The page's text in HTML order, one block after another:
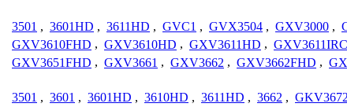
3501 , 3601HD , 3611HD , GVC1 , GVX3504 , GXV3000 ,
GXV3610FHD , GXV3610HD , GXV3611HD ,
GXV3651FHD , GXV3661 , GXV3662 , GXV3662FHD ,
3501 , 3601 , 3601HD , 3610HD , 3611HD , 3662 ,